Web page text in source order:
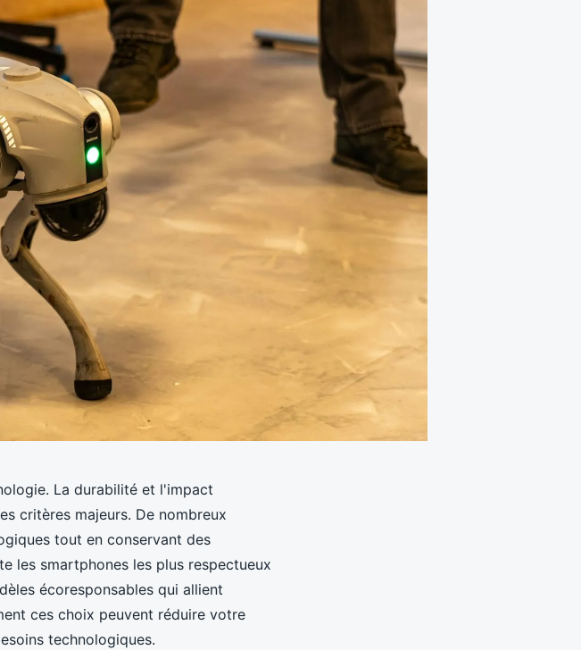
La durabilité et l'impact
critères majeurs. De nombreux
tout en conservant des
les smartphones les plus respectueux
écoresponsables qui allient
ces choix peuvent réduire votre
technologiques.